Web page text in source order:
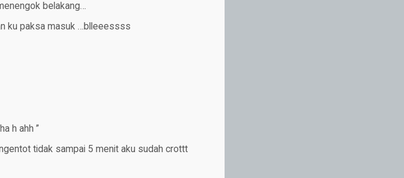
belakang…
ku paksa masuk …blleeessss
h ahh ”
tidak sampai 5 menit aku sudah crottt